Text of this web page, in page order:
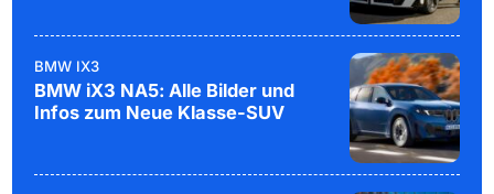
BMW IX3
BMW iX3 NA5: Alle Bilder und
Infos zum Neue Klasse-SUV